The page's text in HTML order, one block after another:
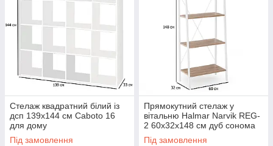
Стелаж квадратний білий із
дсп 139х144 см Caboto 16
для дому
Під замовлення
Прямокутний стелаж у
вітальню Halmar Narvik REG-
2 60х32х148 см дуб сонома
на білому сталевому каркасі
Під замовлення